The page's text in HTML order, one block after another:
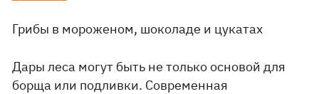
Грибы в мороженом, шоколаде и цукатах
Дары леса могут быть не только основой для
борща или подливки. Современная